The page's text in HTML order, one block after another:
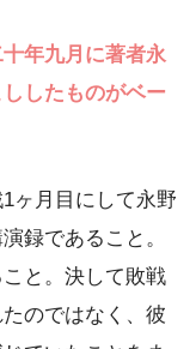
年九月に著者永
したものがベー
ヶ月目にして永野
録であること。
と。決して敗戦
のではなく、彼